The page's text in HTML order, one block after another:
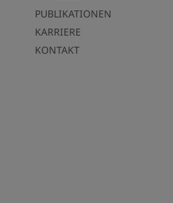
PUBLIKATIONEN
KARRIERE
KONTAKT